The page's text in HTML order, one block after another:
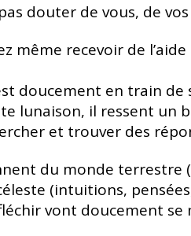
douter de vous, de
même recevoir de
doucement en train de
lunaison, il ressent un
et trouver des
du monde
(intuitions,
vont doucement se